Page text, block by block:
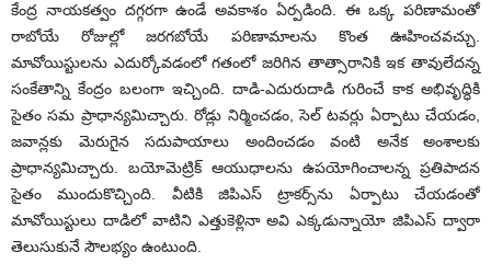
కేంద్ర నాయకత్వం దగ్గరగా ఉండే అవకాశం ఏర్పడింది. ఈ ఒక్క పరిణామంతో
రాబోయే రోజుల్లో జరగబోయే పరిణామాలను కొంత ఊహించవచ్చు.
మావోయిస్టులను ఎదుర్కోవడంలో గతంలో జరిగిన తాత్సారానికి ఇక తావులేదన్న
సంకేతాన్ని కేంద్రం బలంగా ఇచ్చింది. దాడి-ఎదురుదాడి గురించే కాక అభివృద్ధికి
సైతం సమ ప్రాధాన్యమిచ్చారు. రోడ్లు నిర్మించడం, సెల్ టవర్లు ఏర్పాటు చేయడం,
జవాన్లకు మెరుగైన సదుపాయాలు అందించడం వంటి అనేక అంశాలకు
ప్రాధాన్యమిచ్చారు. బయోమెట్రిక్ ఆయుధాలను ఉపయోగించాలన్న ప్రతిపాదన
సైతం ముందుకొచ్చింది. వీటికి జిపిఎస్ ట్రాకర్స్‌ను ఏర్పాటు చేయడంతో
మావోయిస్టులు దాడిలో వాటిని ఎత్తుకెళ్లినా అవి ఎక్కడున్నాయో జిపిఎస్ ద్వారా
తెలుసుకునే సౌలభ్యం ఉంటుంది.